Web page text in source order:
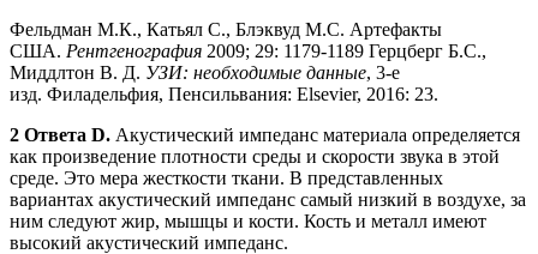
Фельдман М.К., Катьял С., Блэквуд М.С. Артефакты
США. Рентгенография 2009; 29: 1179-1189 Герцберг Б.С.,
Миддлтон В. Д. УЗИ: необходимые данные, 3-е
изд. Филадельфия, Пенсильвания: Elsevier, 2016: 23.
2 Ответа D. Акустический импеданс материала определяется
как произведение плотности среды и скорости звука в этой
среде. Это мера жесткости ткани. В представленных
вариантах акустический импеданс самый низкий в воздухе, за
ним следуют жир, мышцы и кости. Кость и металл имеют
высокий акустический импеданс.